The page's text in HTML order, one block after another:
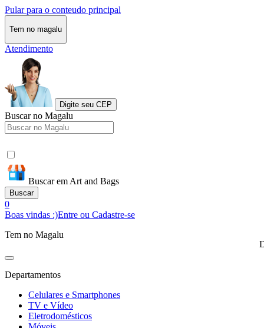
Pular para o conteudo principal
Tem no magalu
Atendimento
Digite seu CEP
Buscar no Magalu
Buscar em Art and Bags
Buscar
0
Boas vindas :)Entre ou Cadastre-se
Tem no Magalu
Departamentos
Celulares e Smartphones
TV e Vídeo
Eletrodomésticos